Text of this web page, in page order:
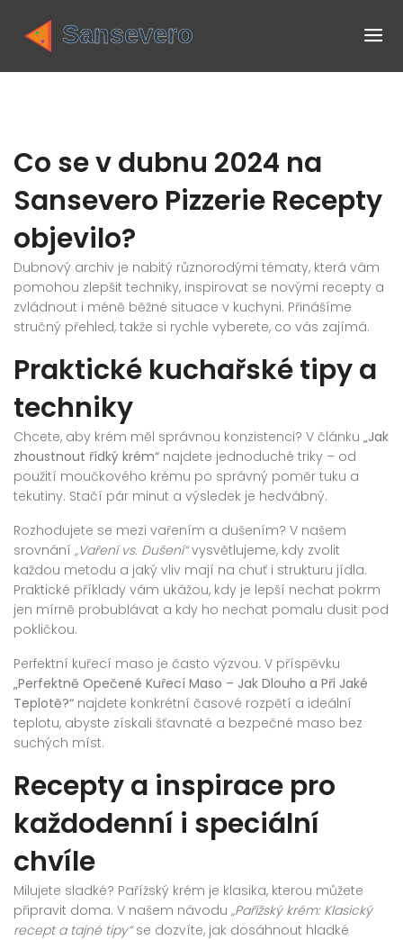
Co se v dubnu 2024 na
Sansevero Pizzerie Recepty
objevilo?
Dubnový archiv je nabitý různorodými tématy, která vám
pomohou zlepšit techniky, inspirovat se novými recepty a
zvládnout i méně běžné situace v kuchyni. Přinášíme
stručný přehled, takže si rychle vyberete, co vás zajímá.
Praktické kuchařské tipy a
techniky
Chcete, aby krém měl správnou konzistenci? V článku „Jak
zhoustnout řídký krém“ najdete jednoduché triky – od
použití moučkového krému po správný poměr tuku a
tekutiny. Stačí pár minut a výsledek je hedvábný.
Rozhodujete se mezi vařením a dušením? V našem
srovnání „Vaření vs. Dušení“vysvětlujeme, kdy zvolit
každou metodu a jaký vliv mají na chuť i strukturu jídla.
Praktické příklady vám ukážou, kdy je lepší nechat pokrm
jen mírně probublávat a kdy ho nechat pomalu dusit pod
pokličkou.
Perfektní kuřecí maso je často výzvou. V příspěvku
„Perfektně Opečené Kuřecí Maso – Jak Dlouho a Při Jaké
Teplotě?“ najdete konkrétní časové rozpětí a ideální
teplotu, abyste získali šťavnaté a bezpečné maso bez
suchých míst.
Recepty a inspirace pro
každodenní i speciální
chvíle
Milujete sladké? Pařížský krém je klasika, kterou můžete
připravit doma. V našem návodu „Pařížský krém: Klasický
recept a tajné tipy“se dozvíte, jak dosáhnout hladké